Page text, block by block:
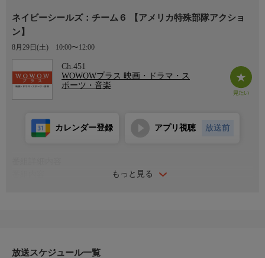
ネイビーシールズ：チーム６ 【アメリカ特殊部隊アクショ
ン】
8月29日(土) 10:00〜12:00
Ch.451
WOWOWプラス 映画・ドラマ・ス
ポーツ・音楽
もっと見る
カレンダー登録 アプリ視聴 放送前
番組詳細
放送スケジュール一覧